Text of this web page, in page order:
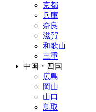
京都
兵庫
奈良
滋賀
和歌山
三重
中国・四国
広島
岡山
山口
鳥取